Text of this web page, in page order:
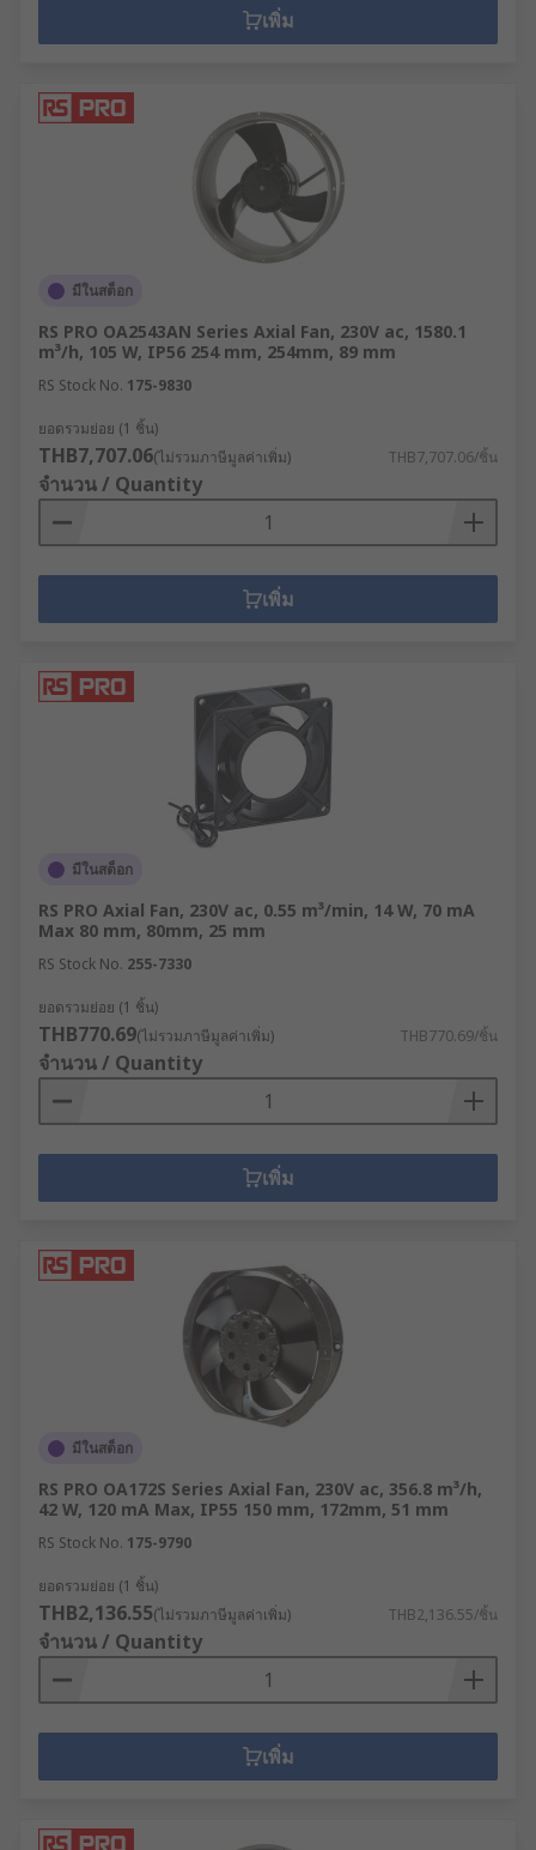
เพิ่ม
มีในสต็อก
RS PRO OA2543AN Series Axial Fan, 230V ac, 1580.1
m³/h, 105 W, IP56 254 mm, 254mm, 89 mm
RS Stock No. 175-9830
ยอดรวมย่อย (1 ชิ้น)
THB7,707.06(ไม่รวมภาษีมูลค่าเพิ่ม) THB7,707.06/ชิ้น
จำนวน / Quantity
เพิ่ม
มีในสต็อก
RS PRO Axial Fan, 230V ac, 0.55 m³/min, 14 W, 70 mA
Max 80 mm, 80mm, 25 mm
RS Stock No. 255-7330
ยอดรวมย่อย (1 ชิ้น)
THB770.69(ไม่รวมภาษีมูลค่าเพิ่ม) THB770.69/ชิ้น
จำนวน / Quantity
เพิ่ม
มีในสต็อก
RS PRO OA172S Series Axial Fan, 230V ac, 356.8 m³/h,
42 W, 120 mA Max, IP55 150 mm, 172mm, 51 mm
RS Stock No. 175-9790
ยอดรวมย่อย (1 ชิ้น)
THB2,136.55(ไม่รวมภาษีมูลค่าเพิ่ม) THB2,136.55/ชิ้น
จำนวน / Quantity
เพิ่ม